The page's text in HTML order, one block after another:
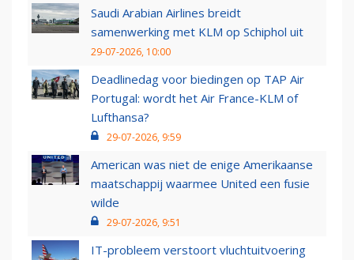
Saudi Arabian Airlines breidt
samenwerking met KLM op Schiphol uit
29-07-2026, 10:00
Deadlinedag voor biedingen op TAP Air
Portugal: wordt het Air France-KLM of
Lufthansa?
29-07-2026, 9:59
American was niet de enige Amerikaanse
maatschappij waarmee United een fusie
wilde
29-07-2026, 9:51
IT-probleem verstoort vluchtuitvoering